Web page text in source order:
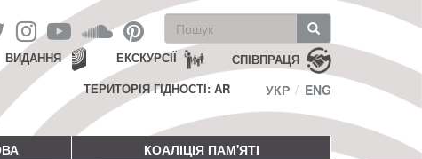
Пошукова
форма
Пошук СПІВПРАЦЯ
ЕКСКУРСІЇ
ВИДАННЯ
ТЕРИТОРІЯ ГІДНОСТІ: AR
УКР ENG
КОАЛІЦІЯ ПАМ'ЯТІ